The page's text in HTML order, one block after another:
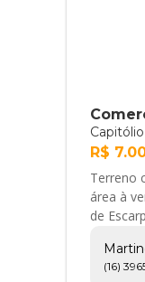
Capitólio
R$
Terreno
área à
de
e(16)